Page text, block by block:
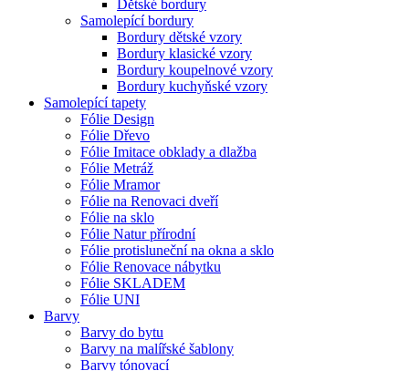
Dětské bordury
Samolepící bordury
Bordury dětské vzory
Bordury klasické vzory
Bordury koupelnové vzory
Bordury kuchyňské vzory
Samolepící tapety
Fólie Design
Fólie Dřevo
Fólie Imitace obklady a dlažba
Fólie Metráž
Fólie Mramor
Fólie na Renovaci dveří
Fólie na sklo
Fólie Natur přírodní
Fólie protisluneční na okna a sklo
Fólie Renovace nábytku
Fólie SKLADEM
Fólie UNI
Barvy
Barvy do bytu
Barvy na malířské šablony
Barvy tónovací